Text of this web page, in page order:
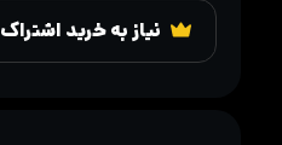
نیاز به خرید اشتراک